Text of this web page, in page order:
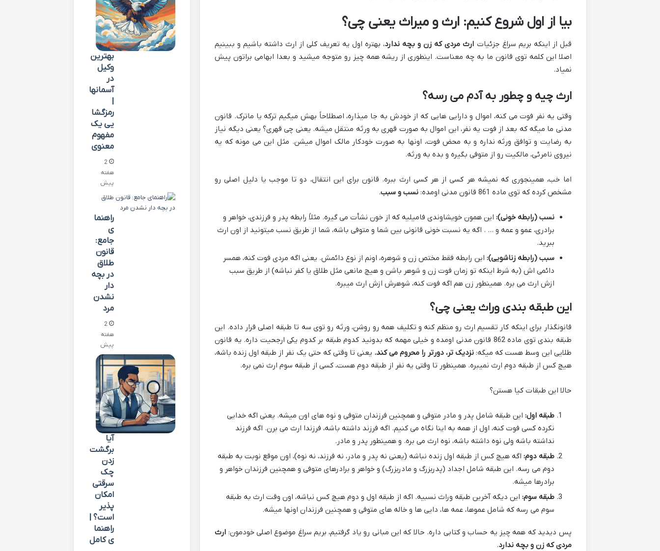
بیا از اول شروع کنیم: ارث و میراث یعنی چی؟
قبل از اینکه بریم سراغ جزئیات ارث مردی که زن و بچه ندارد، بهتره اول یه تعریف کلی از ارث داشته باشیم و ببینیم
اصلا این کلمه توی قانون ما به چه معناست. اینطوری از ریشه همه چیز رو متوجه میشید و بعدا ابهامی براتون پیش
نمیاد.
ارث چیه و چطور به آدم می رسه؟
وقتی یه نفر فوت می کنه، اموال و دارایی هایی که از خودش به جا میذاره، اصطلاحاً بهش میگیم ترکه یا ماترک. قانون
مدنی ما میگه که بعد از فوت یه نفر، این اموال به صورت قهری به ورثه منتقل میشه. یعنی چی قهری؟ یعنی دیگه نیاز
به رضایت و توافق ورثه نداره و به محض فوت، اونها به صورت خودکار مالک اموال میشن. مثل این می مونه که یه
نیروی نامرئی، مالکیت رو از متوفی بگیره و بده به ورثه.
اما خب، همینجوری که نمیشه هر کسی از هر کسی ارث ببره. قانون برای این انتقال، دو تا موجب یا دلیل اصلی رو
مشخص کرده که توی ماده 861 قانون مدنی اومده:
نسب و سبب.
نسب (رابطه خونی): این همون خویشاوندی فامیلیه که از خون نشأت می گیره. مثلاً رابطه پدر و فرزندی، خواهر و
برادری، عمو و عمه و … . اگه یه نسبت خونی قانونی بین شما و متوفی باشه، شما از طریق نسب میتونید از اون ارث
ببرید.
سبب (رابطه زناشویی): این رابطه فقط مختص زن و شوهره، اونم از نوع دائمش. یعنی اگه مردی فوت کنه، همسر
دائمی اش (به شرط اینکه تو زمان فوت زن و شوهر باشن و هیچ مانعی مثل طلاق یا کفر نباشه) از طریق سبب
ازش ارث می بره. همینطور زن هم اگه فوت کنه، شوهرش ازش ارث میبره.
این طبقه بندی وراث یعنی چی؟
قانونگذار برای اینکه کار تقسیم ارث رو منظم کنه و تکلیف همه رو روشن، ورثه رو توی سه تا طبقه اصلی قرار داده. این
طبقه بندی توی ماده 862 قانون مدنی اومده و خیلی مهمه که بدونید کدوم طبقه بر کدوم یکی ارجحیت داره. یه قانون
طلایی این وسط هست که میگه: نزدیک تر، دورتر را محروم می کند. یعنی تا وقتی که حتی یک نفر از طبقه اول زنده باشه،
هیچ کس از طبقه دوم ارث نمیبره. همینطور تا وقتی یه نفر از طبقه دوم هست، کسی از طبقه سوم ارث نمی بره.
حالا این طبقات کیا هستن؟
طبقه اول: این طبقه شامل پدر و مادر متوفی و همچنین فرزندان متوفی و نوه های اون میشه. یعنی اگه خدایی
نکرده کسی فوت کنه، اول از همه به اینا نگاه می کنیم. اگه فرزند داشته باشه، فرزندا ارث می برن. اگه فرزند
نداشته باشه ولی نوه داشته باشه، نوه ارث می بره. و همینطور پدر و مادر.
طبقه دوم: اگه هیچ کس از طبقه اول زنده نباشه (یعنی نه پدر و مادر، نه فرزند، نه نوه)، اون موقع نوبت به طبقه
دوم می رسه. این طبقه شامل اجداد (پدربزرگ و مادربزرگ) و خواهر و برادرهای متوفی و همچنین فرزندان خواهر و
برادرها میشه.
طبقه سوم: این دیگه آخرین طبقه وراث نسبیه. اگه از طبقه اول و دوم هیچ کس نباشه، اون وقت ارث به طبقه
سوم می رسه که شامل عموها، عمه ها، دایی ها و خاله های متوفی و همچنین فرزندان اونها میشه.
پس دیدید که همه چیز یه حساب و کتابی داره. حالا که این مبانی رو یاد گرفتیم، بریم سراغ موضوع اصلی خودمون: ارث
مردی که زن و بچه ندارد.
بهترین
وکیل
در
آسمانها
|
رمزگشا
یی یک
مفهوم
معنوی
2
هفته
پیش
راهنما
ی
جامع:
قانون
طلاق
در بچه
دار
نشدن
مرد
2
هفته
پیش
آیا
برگشت
زدن
چک
سرقتی
امکان
پذیر
است؟ |
راهنما
ی کامل